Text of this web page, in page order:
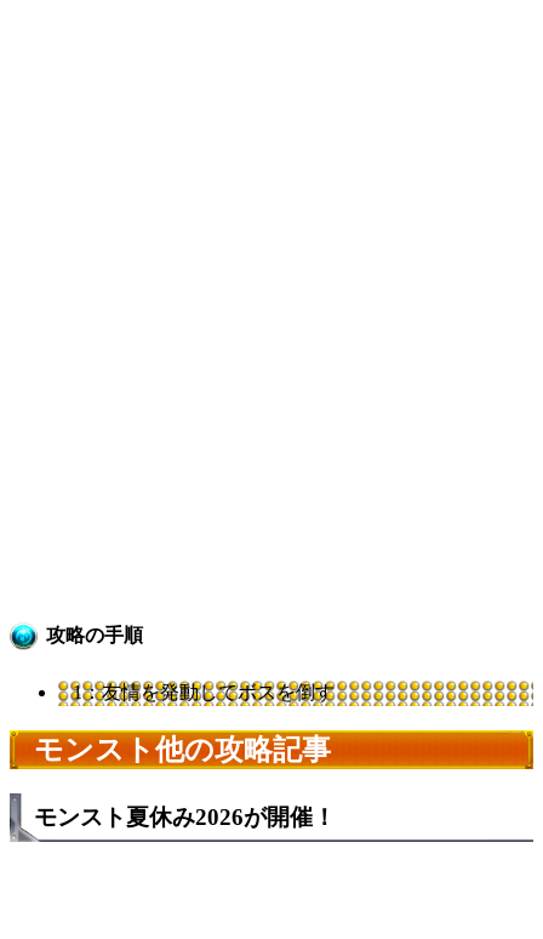
攻略の手順
1：友情を発動してボスを倒す
モンスト他の攻略記事
モンスト夏休み2026が開催！